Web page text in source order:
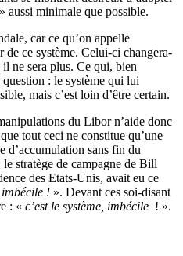
aussi minimale que possible.
car ce qu’on appelle
de ce système. Celui-ci changera-
ne sera plus. Ce qui, bien
: le système qui lui
mais c’est loin d’être certain.
du Libor n’aide donc
tout ceci ne constitue qu’une
d’accumulation sans fin du
stratège de campagne de Bill
des Etats-Unis, avait eu ce
imbécile ! ». Devant ces soi-disant
: « c’est le système, imbécile ! ».